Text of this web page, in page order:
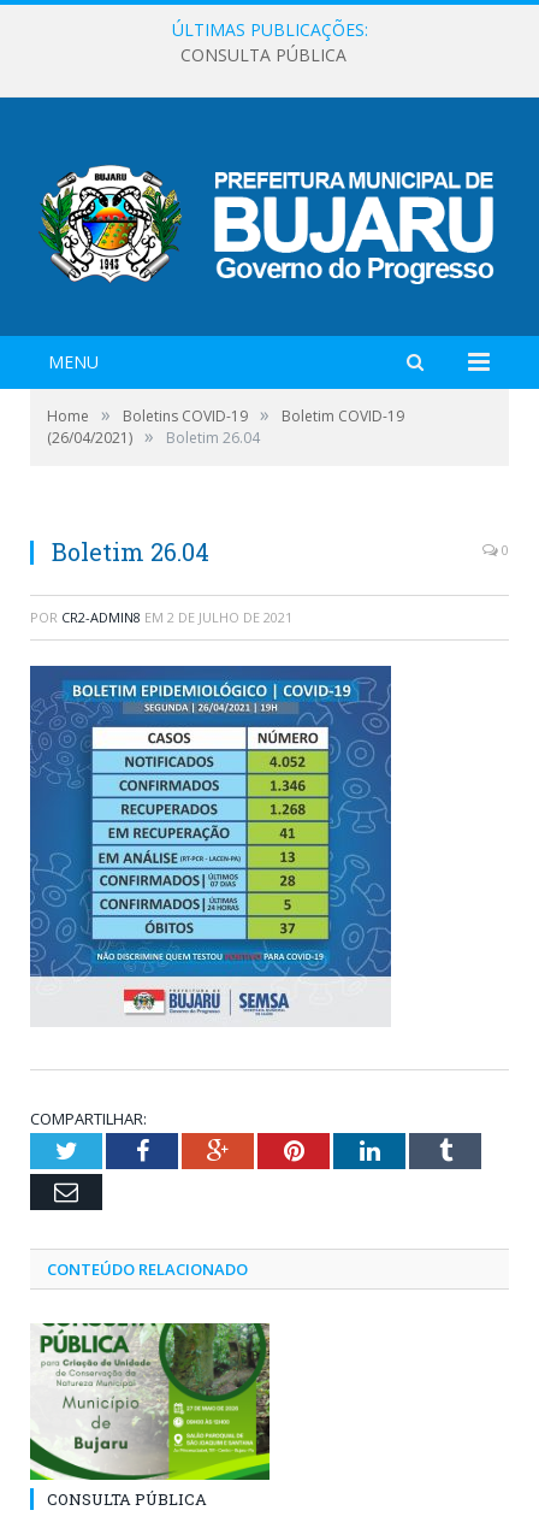
ÚLTIMAS PUBLICAÇÕES:
CONSULTA PÚBLICA
MENU
Home » Boletins COVID-19 »
Boletim COVID-19
(26/04/2021) » Boletim 26.04
Boletim 26.04 0
POR CR2-ADMIN8 EM 2 DE JULHO DE 2021
COMPARTILHAR:
TwitterFacebookGoogle+PinterestLinkedInTumblr
Email
CONTEÚDO RELACIONADO
CONSULTA PÚBLICA